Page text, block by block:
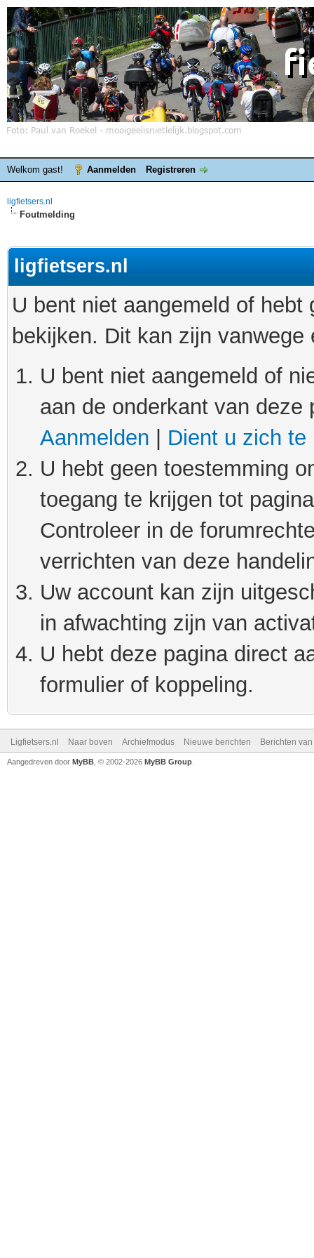
Welkom gast! Aanmelden Registreren
ligfietsers.nl
Foutmelding
ligfietsers.nl
U bent niet aangemeld of
bekijken. Dit kan zijn
U bent niet aangemeld of
aan de onderkant van
Aanmelden
Dient u zich te
U hebt geen toestemming
toegang te krijgen tot
Controleer in de
verrichten van deze
Uw account kan zijn
in afwachting zijn van
U hebt deze pagina direct
formulier of koppeling.
Ligfietsers.nl Naar boven Archiefmodus Nieuwe berichten Berichten
Aangedreven door MyBB , © 2002-2026 MyBB Group